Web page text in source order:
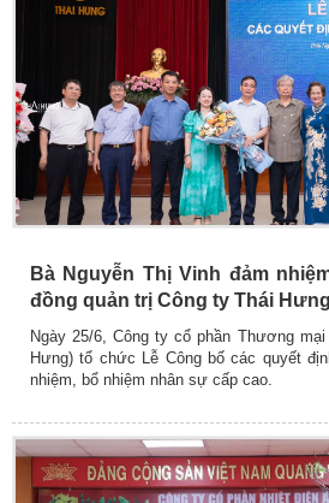
Bà Nguyễn Thị Vinh đảm
đồng quản trị Công ty Thái Hưng
Ngày 25/6, Công ty cổ phần Thương
Hưng) tổ chức Lễ Công bố các quyết
nhiệm, bổ nhiệm nhân sự cấp cao.